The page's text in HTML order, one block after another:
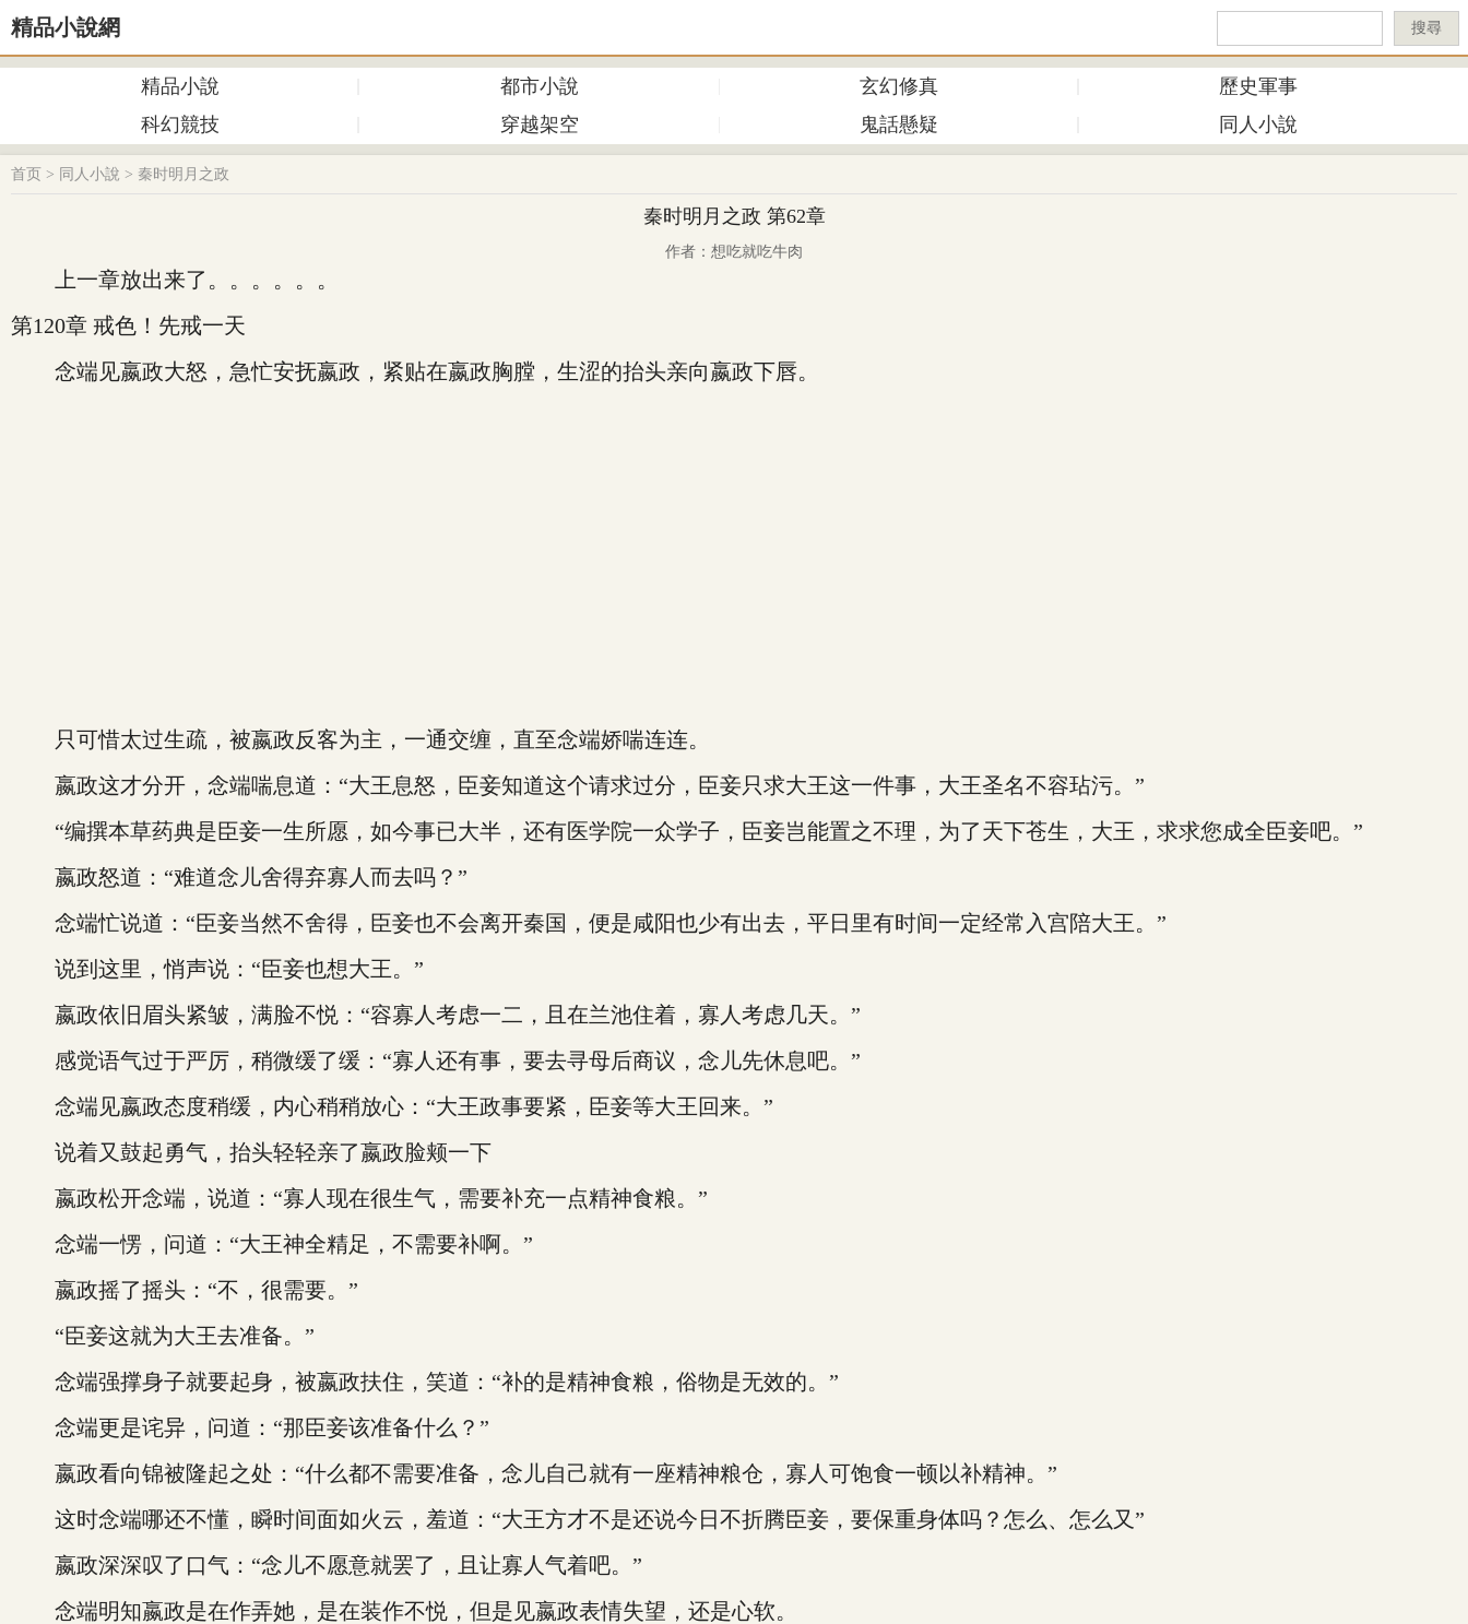
精品小說網 搜尋
精品小說 都市小說 玄幻修真
歷史軍事
科幻競技
穿越架空 鬼話懸疑 同人小說
首页 > 同人小說 > 秦时明月之政
秦时明月之政 第62章
作者：想吃就吃牛肉
上一章放出来了。。。。。。
第120章 戒色！先戒一天
念端见嬴政大怒，急忙安抚嬴政，紧贴在嬴政胸膛，生涩的抬头亲向嬴政下唇。
只可惜太过生疏，被嬴政反客为主，一通交缠，直至念端娇喘连连。
嬴政这才分开，念端喘息道：“大王息怒，臣妾知道这个请求过分，臣妾只求大王这一件事，大王圣名不容玷污。”
“编撰本草药典是臣妾一生所愿，如今事已大半，还有医学院一众学子，臣妾岂能置之不理，为了天下苍生，大王，求求您成全臣妾吧。”
嬴政怒道：“难道念儿舍得弃寡人而去吗？”
念端忙说道：“臣妾当然不舍得，臣妾也不会离开秦国，便是咸阳也少有出去，平日里有时间一定经常入宫陪大王。”
说到这里，悄声说：“臣妾也想大王。”
嬴政依旧眉头紧皱，满脸不悦：“容寡人考虑一二，且在兰池住着，寡人考虑几天。”
感觉语气过于严厉，稍微缓了缓：“寡人还有事，要去寻母后商议，念儿先休息吧。”
念端见嬴政态度稍缓，内心稍稍放心：“大王政事要紧，臣妾等大王回来。”
说着又鼓起勇气，抬头轻轻亲了嬴政脸颊一下
嬴政松开念端，说道：“寡人现在很生气，需要补充一点精神食粮。”
念端一愣，问道：“大王神全精足，不需要补啊。”
嬴政摇了摇头：“不，很需要。”
“臣妾这就为大王去准备。”
念端强撑身子就要起身，被嬴政扶住，笑道：“补的是精神食粮，俗物是无效的。”
念端更是诧异，问道：“那臣妾该准备什么？”
嬴政看向锦被隆起之处：“什么都不需要准备，念儿自己就有一座精神粮仓，寡人可饱食一顿以补精神。”
这时念端哪还不懂，瞬时间面如火云，羞道：“大王方才不是还说今日不折腾臣妾，要保重身体吗？怎么、怎么又”
嬴政深深叹了口气：“念儿不愿意就罢了，且让寡人气着吧。”
念端明知嬴政是在作弄她，是在装作不悦，但是见嬴政表情失望，还是心软。